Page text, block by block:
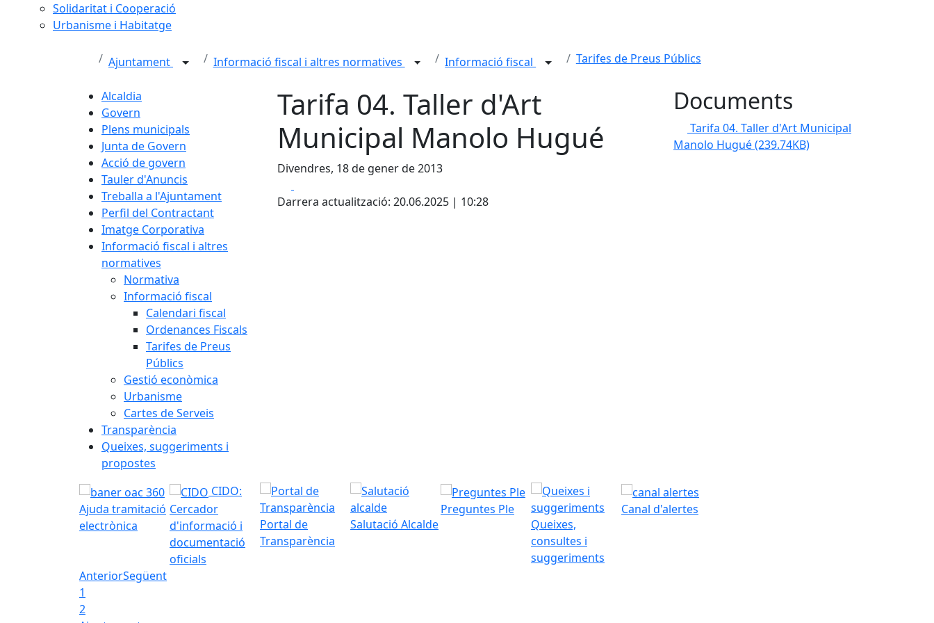
Solidaritat i Cooperació
Urbanisme i Habitatge
Ajuntament Informació fiscal i altres normatives Informació fiscal Tarifes de Preus Públics
Alcaldia
Govern
Plens municipals
Junta de Govern
Acció de govern
Tauler d'Anuncis
Treballa a l'Ajuntament
Perfil del Contractant
Imatge Corporativa
Informació fiscal i altres
normatives
Normativa
Informació fiscal
Calendari fiscal
Ordenances Fiscals
Tarifes de Preus
Públics
Gestió econòmica
Urbanisme
Cartes de Serveis
Transparència
Queixes, suggeriments i
propostes
Tarifa 04. Taller d'Art
Municipal Manolo Hugué
Divendres, 18 de gener de 2013
Darrera actualització: 20.06.2025 | 10:28
Documents
Tarifa 04. Taller d'Art Municipal
Manolo Hugué(239.74KB)
Ajuda tramitació
electrònica
CIDO:
Cercador
d'informació i
documentació
oficials
Portal de
Transparència
Salutació Alcalde
Preguntes Ple
Queixes,
consultes i
suggeriments
Canal d'alertes
AnteriorSegüent
1
2